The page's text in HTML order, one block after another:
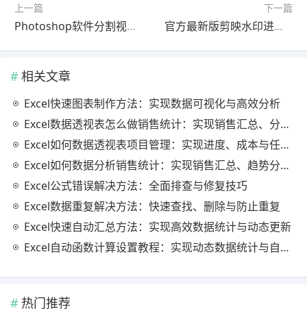
上一篇
Photoshop软件分割视频怎么做？最新更新版操作教程（最新方法）
下一篇
官方最新版剪映水印进阶教程教程｜完整解析
相关文章
Excel快速图表制作方法：实现数据可视化与高效分析
Excel数据透视表怎么做销售统计：实现销售汇总、分析与动态监控
Excel如何数据透视表项目管理：实现进度、成本与任务的高效分析
Excel如何数据分析销售统计：实现销售汇总、趋势分析与业绩优化
Excel公式错误解决方法：全面排查与修复技巧
Excel数据重复解决方法：快速查找、删除与防止重复
Excel快速自动汇总方法：实现高效数据统计与动态更新
Excel自动函数计算设置教程：实现动态数据统计与自动更新
热门推荐